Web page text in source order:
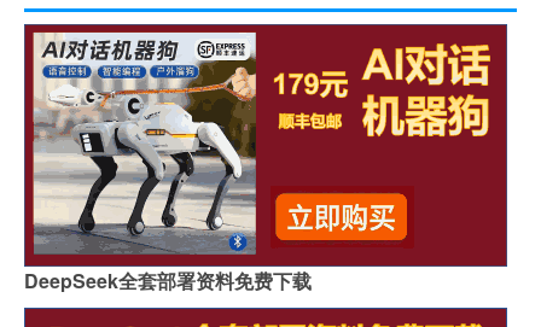
DeepSeek全套部署资料免费下载